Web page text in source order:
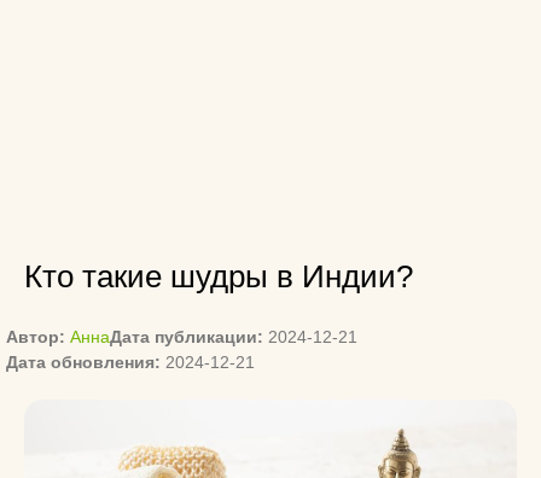
Кто такие шудры в Индии?
Автор: АннаДата публикации: 2024-12-21
Дата обновления: 2024-12-21